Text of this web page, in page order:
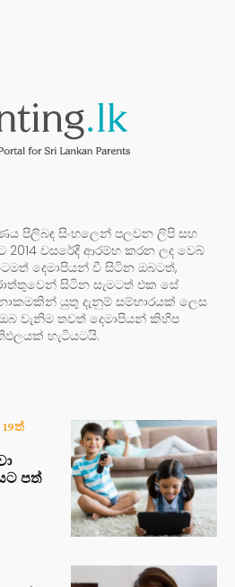
පිලිබඳ සිංහලෙන් පලවන ලිපි සහ
2014 වසරේදී ආරම්භ කරන ලද වෙබ්
දෙමාපියන් වී සිටින ඔබටත්,
සිටින සැමටත් එක සේ
යුතු දැනුම් සම්භාරයක් ලෙස
වැනිම තවත් දෙමාපියන් කිහිප
හැටියටයි.
පත්